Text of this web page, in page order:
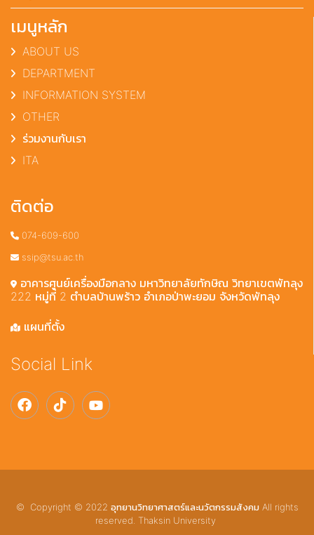
เมนูหลัก
ABOUT US
DEPARTMENT
INFORMATION SYSTEM
OTHER
ร่วมงานกับเรา
ITA
ติดต่อ
074-609-600
ssip@tsu.ac.th
อาคารศูนย์เครื่องมือกลาง มหาวิทยาลัยทักษิณ วิทยาเขตพัทลุง
222 หมู่ที่ 2 ตำบลบ้านพร้าว อำเภอป่าพะยอม จังหวัดพัทลุง
แผนที่ตั้ง
Social Link
© Copyright © 2022 อุทยานวิทยาศาสตร์และนวัตกรรมสังคม All rights
reserved. Thaksin University